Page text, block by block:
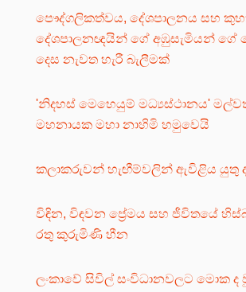
පෞද්ගලිකත්වය, දේශපාලනය සහ
දේශපාලනඥයින් ගේ අඹුසැමියන් ගේ
දෙස නැවත හැරී බැලීමක්
'නිදහස් මෙහෙයුම් මධ්‍යස්ථානය'
මහනායක මහා නාහිමි හමුවෙයි
කලාකරුවන් හැඟීම්වලින් ඇවිළිය යුතු
විඳින, විඳවන ප්‍රේමය සහ ජීවිතයේ
රතු කුරුමිණි හීන
ලංකාවේ සිවිල් සංවිධානවලට මොක ද